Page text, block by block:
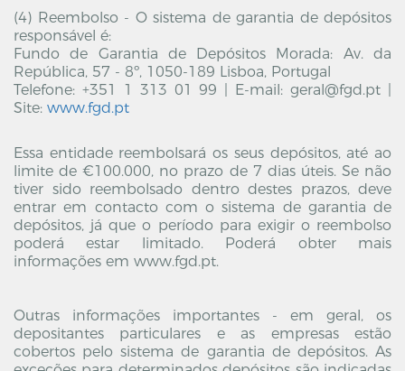
(4) Reembolso - O sistema de garantia de depósitos
responsável é:
Fundo de Garantia de Depósitos Morada: Av. da
República, 57 - 8º, 1050-189 Lisboa, Portugal
Telefone: +351 1 313 01 99 | E-mail: geral@fgd.pt |
Site: www.fgd.pt
Essa entidade reembolsará os seus depósitos, até ao
limite de €100.000, no prazo de 7 dias úteis. Se não
tiver sido reembolsado dentro destes prazos, deve
entrar em contacto com o sistema de garantia de
depósitos, já que o período para exigir o reembolso
poderá estar limitado. Poderá obter mais
informações em www.fgd.pt.
Outras informações importantes - em geral, os
depositantes particulares e as empresas estão
cobertos pelo sistema de garantia de depósitos. As